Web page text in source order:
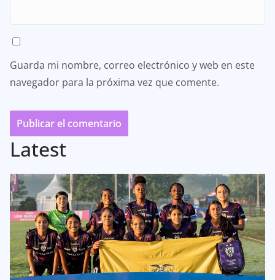
Guarda mi nombre, correo electrónico y web en este
navegador para la próxima vez que comente.
Latest